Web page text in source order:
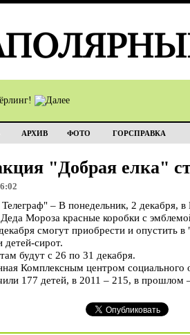
АРХИВ ФОТО ГОРСПРАВКА
"Добрая елка"
– В понедельник, 2 декабря, в
Мороза красные коробки с
смогут приобрести и опустить
сирот.
будут с 26 по 31 декабря.
Комплексным центром
177 детей, в 2011 – 215, в прошлом